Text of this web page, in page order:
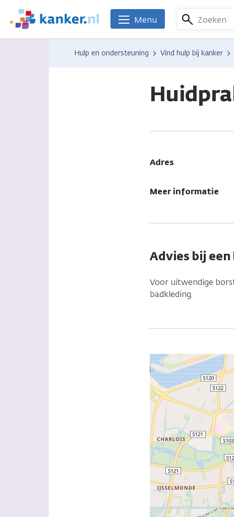
naar
We
zijn
Zoeken
Menu
Hulp en ondersteuning Vind hulp bij kanker
Adres
Meer informatie
Advies bij
Voor uitwendige
badkleding.